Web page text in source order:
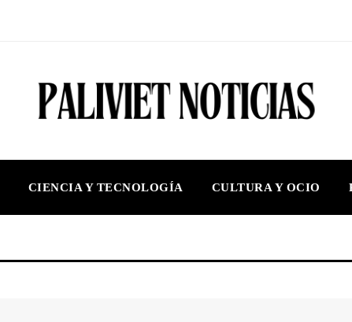
CIENCIA Y TECNOLOGÍA CULTURA Y OCIO